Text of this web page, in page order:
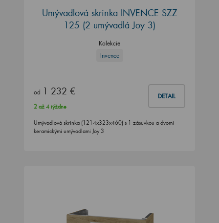
Umývadlová skrinka INVENCE SZZ
125 (2 umývadlá Joy 3)
Kolekcie
Invence
od 1 232 € DETAIL
2 až 4 týždne
Umývadlová skrinka (1214x323x460) s 1 zásuvkou a dvomi
keramickými umývadlami Joy 3